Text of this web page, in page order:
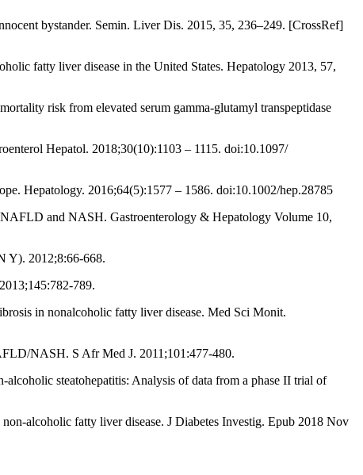
bystander. Semin. Liver Dis. 2015, 35, 236–249. [CrossRef]
fatty liver disease in the United States. Hepatology 2013, 57,
risk from elevated serum gamma-glutamyl transpeptidase
Hepatol. 2018;30(10):1103 – 1115. doi:10.1097/
Hepatology. 2016;64(5):1577 – 1586. doi:10.1002/hep.28785
and NASH. Gastroenterology & Hepatology Volume 10,
Y). 2012;8:66-668.
789.
in nonalcoholic fatty liver disease. Med Sci Monit.
NASH. S Afr Med J. 2011;101:477-480.
steatohepatitis: Analysis of data from a phase II trial of
alcoholic fatty liver disease. J Diabetes Investig. Epub 2018 Nov